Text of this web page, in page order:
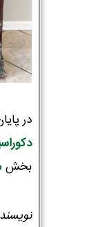
در
بخش